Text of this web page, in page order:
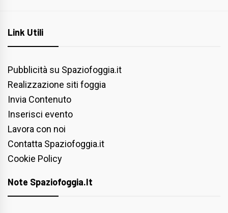
Link Utili
Pubblicità su Spaziofoggia.it
Realizzazione siti foggia
Invia Contenuto
Inserisci evento
Lavora con noi
Contatta Spaziofoggia.it
Cookie Policy
Note Spaziofoggia.it